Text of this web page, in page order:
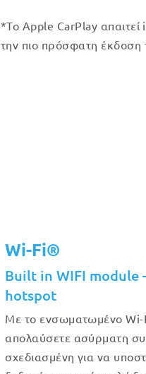
*Το Apple CarPlay
την πιο πρόσφατη έκδοση
Wi-Fi®
Built in WIFI module
hotspot
Με το ενσωματωμένο Wi-
απολαύσετε ασύρματη
σχεδιασμένη για να